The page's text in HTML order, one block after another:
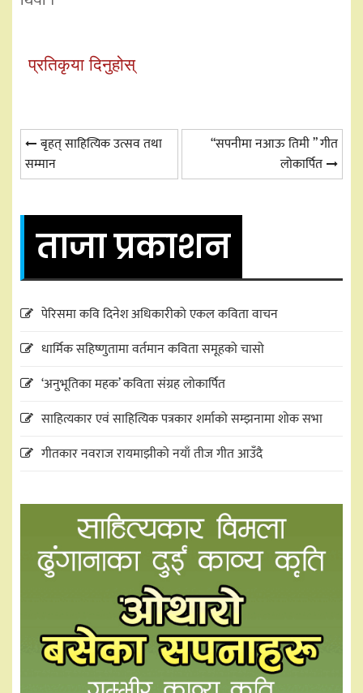
प्रतिकृया दिनुहोस्
Post
navigation
बृहत् साहित्यिक उत्सव तथा
सम्मान
“सपनीमा नआऊ तिमी ” गीत
लोकार्पित
ताजा प्रकाशन
पेरिसमा कवि दिनेश अधिकारीको एकल कविता वाचन
धार्मिक सहिष्णुतामा वर्तमान कविता समूहको चासो
‘अनुभूतिका महक’ कविता संग्रह लोकार्पित
साहित्यकार एवं साहित्यिक पत्रकार शर्माको सम्झनामा शोक सभा
गीतकार नवराज रायमाझीको नयाँ तीज गीत आउँदै